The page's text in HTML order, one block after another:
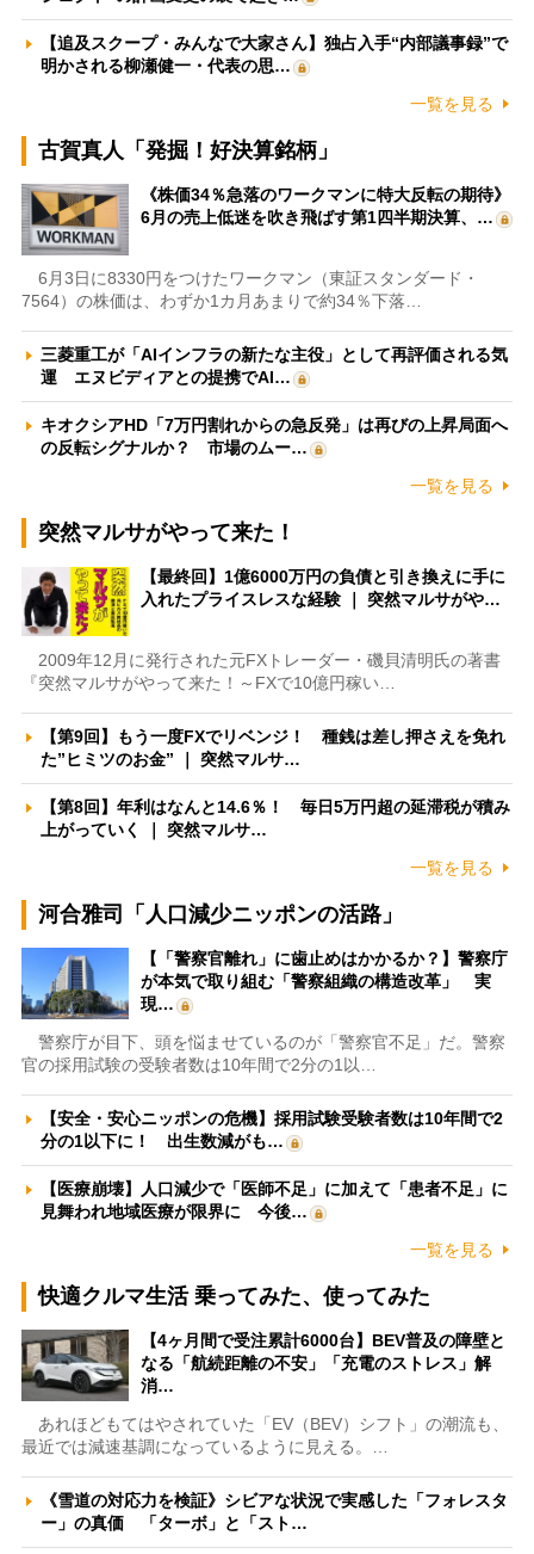
【追及スクープ・みんなで大家さん】独占入手“内部議事録”で
明かされる柳瀬健一・代表の思…
一覧を見る
古賀真人「発掘！好決算銘柄」
《株価34％急落のワークマンに特大反転の期待》
6月の売上低迷を吹き飛ばす第1四半期決算、…
6月3日に8330円をつけたワークマン（東証スタンダード・
7564）の株価は、わずか1カ月あまりで約34％下落…
三菱重工が「AIインフラの新たな主役」として再評価される気
運 エヌビディアとの提携でAI…
キオクシアHD「7万円割れからの急反発」は再びの上昇局面へ
の反転シグナルか？ 市場のムー…
一覧を見る
突然マルサがやって来た！
【最終回】1億6000万円の負債と引き換えに手に
入れたプライスレスな経験 ｜ 突然マルサがや…
2009年12月に発行された元FXトレーダー・磯貝清明氏の著書
『突然マルサがやって来た！～FXで10億円稼い…
【第9回】もう一度FXでリベンジ！ 種銭は差し押さえを免れ
た”ヒミツのお金” ｜ 突然マルサ…
【第8回】年利はなんと14.6％！ 毎日5万円超の延滞税が積み
上がっていく ｜ 突然マルサ…
一覧を見る
河合雅司「人口減少ニッポンの活路」
【「警察官離れ」に歯止めはかかるか？】警察庁
が本気で取り組む「警察組織の構造改革」 実
現…
警察庁が目下、頭を悩ませているのが「警察官不足」だ。警察
官の採用試験の受験者数は10年間で2分の1以…
【安全・安心ニッポンの危機】採用試験受験者数は10年間で2
分の1以下に！ 出生数減がも…
【医療崩壊】人口減少で「医師不足」に加えて「患者不足」に
見舞われ地域医療が限界に 今後…
一覧を見る
快適クルマ生活 乗ってみた、使ってみた
【4ヶ月間で受注累計6000台】BEV普及の障壁と
なる「航続距離の不安」「充電のストレス」解
消…
あれほどもてはやされていた「EV（BEV）シフト」の潮流も、
最近では減速基調になっているように見える。…
《雪道の対応力を検証》シビアな状況で実感した「フォレスタ
ー」の真価 「ターボ」と「スト…